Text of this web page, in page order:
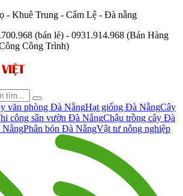
- Khuê Trung - Cẩm Lệ - Đà nẵng
(bán lẻ) - 0931.914.968 (Bán Hàng
Công Trình)
văn phòng Đà NẵngHạt giống Đà NẵngCây
công sân vườn Đà NẵngChậu trồng cây Đà
NẵngPhân bón Đà NẵngVật tư nông nghiệp